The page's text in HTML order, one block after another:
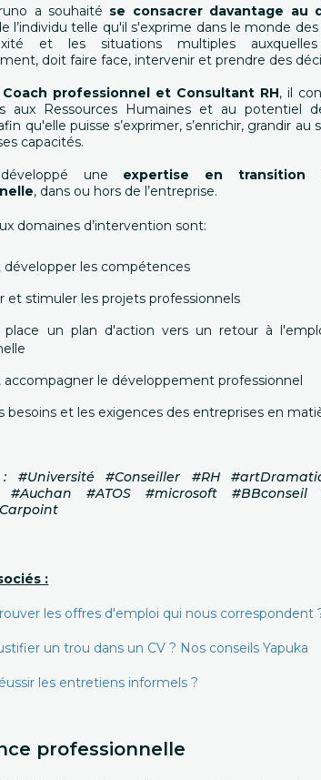
a souhaité se consacrer davantage au
l’individu telle qu'il s'exprime dans le monde
et les situations multiples
doit faire face, intervenir et prendre des
Coach professionnel et Consultant RH, il
aux Ressources Humaines et au potentiel
qu'elle puisse s’exprimer, s’enrichir, grandir
capacités.
une expertise en
, dans ou hors de l’entreprise.
domaines d’intervention sont:
développer les compétences
et stimuler les projets professionnels
un plan d'action vers un retour à
accompagner le développement professionnel
besoins et les exigences des entreprises en
#Université #Conseiller #RH
#Auchan #ATOS #microsoft #BBconseil
:
les offres d'emploi qui nous correspondent
un trou dans un CV ? Nos conseils Yapuka
les entretiens informels ?
professionnelle